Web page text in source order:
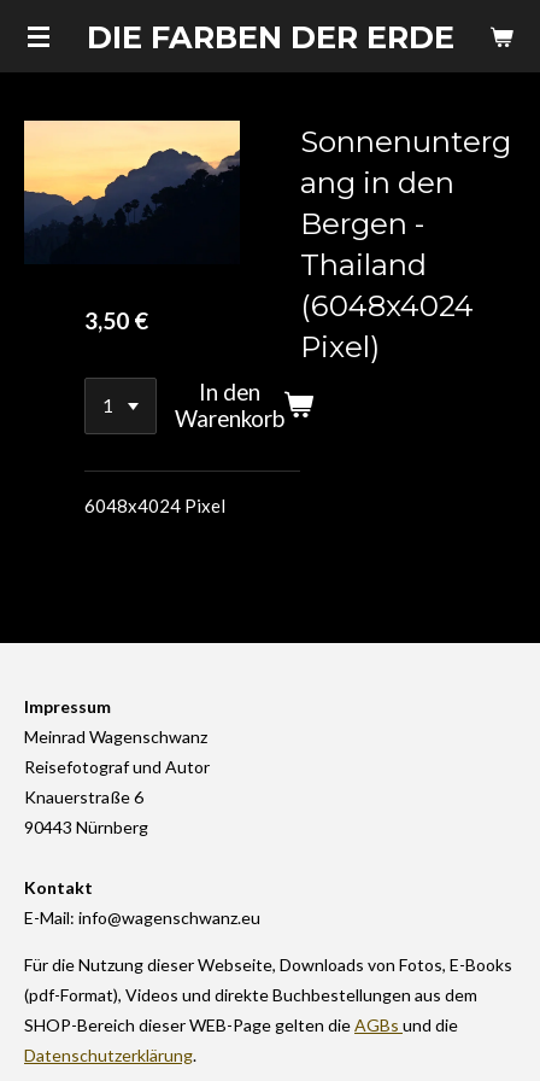
Zum
DIE FARBEN DER ERDE
Sonnenunterg
ang in den
Bergen -
Thailand
(6048x4024
Pixel)
3,50 €
In den
Warenkorb
6048x4024 Pixel
Impressum
Meinrad Wagenschwanz
Reisefotograf und Autor
Knauerstraße 6
90443 Nürnberg
Kontakt
E-Mail: info@wagenschwanz.eu
Für die Nutzung dieser Webseite, Downloads von Fotos, E-Books
(pdf-Format), Videos und direkte Buchbestellungen aus dem
SHOP-Bereich dieser WEB-Page gelten dieAGBs und die
Datenschutzerklärung.